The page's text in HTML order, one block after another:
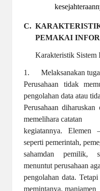
C.
PEMAKAI
Karakteristik Sistem
1. Melaksanakan
Perusahaan tidak
pengolahan data atau
Perusahaan
memelihara catatan
kegiatannya. Elemen
seperti pemerintah,
sahamdan pemilik,
menuntut perusahaan
pengolahan data.
memintanya, manjamen